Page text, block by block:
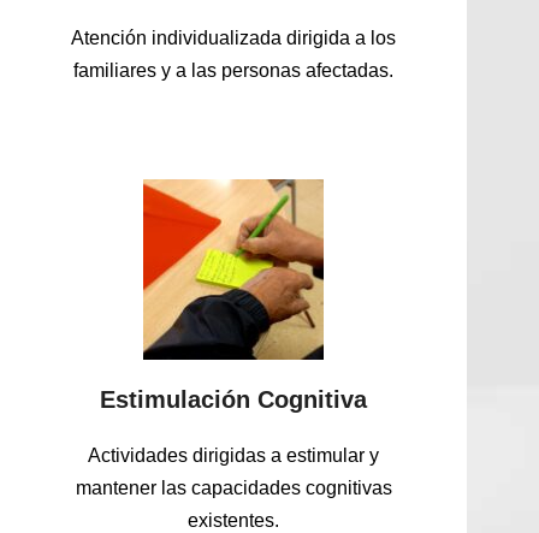
Atención individualizada dirigida a los
familiares y a las personas afectadas.
Estimulación Cognitiva
Actividades dirigidas a estimular y
mantener las capacidades cognitivas
existentes.